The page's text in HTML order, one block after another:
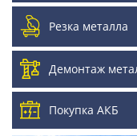
Резка металла
Демонтаж
Покупка АКБ